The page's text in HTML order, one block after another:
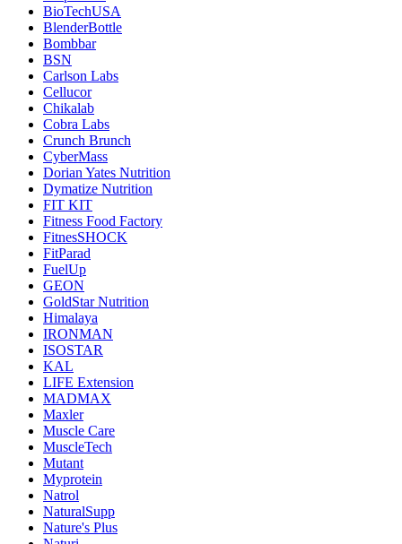
BioTechUSA
BlenderBottle
Bombbar
BSN
Carlson Labs
Cellucor
Chikalab
Cobra Labs
Crunch Brunch
CyberMass
Dorian Yates Nutrition
Dymatize Nutrition
FIT KIT
Fitness Food Factory
FitnesSHOCK
FitParad
FuelUp
GEON
GoldStar Nutrition
Himalaya
IRONMAN
ISOSTAR
KAL
LIFE Extension
MADMAX
Maxler
Muscle Care
MuscleTech
Mutant
Myprotein
Natrol
NaturalSupp
Nature's Plus